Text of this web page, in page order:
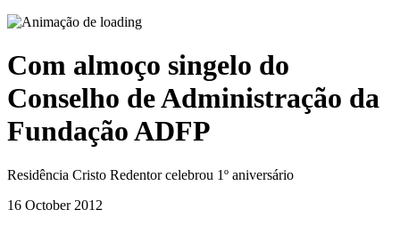
Com almoço singelo do
Conselho de Administração da
Fundação ADFP
Residência Cristo Redentor celebrou 1º aniversário
16 October 2012